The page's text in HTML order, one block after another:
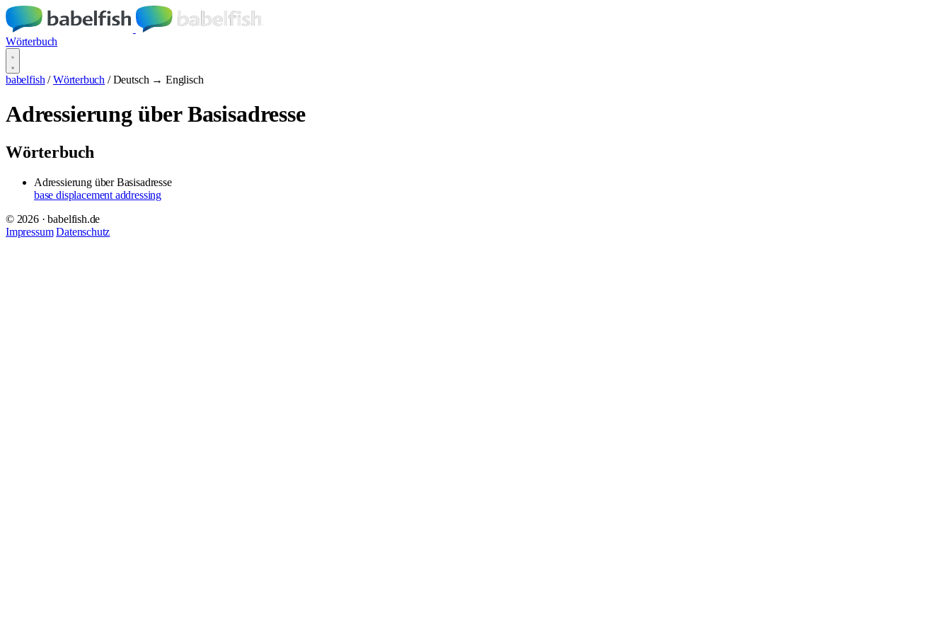
Wörterbuch
babelfish / Wörterbuch / Deutsch → Englisch
Adressierung über Basisadresse
Wörterbuch
Adressierung über Basisadresse
base displacement addressing
© 2026 · babelfish.de
Impressum Datenschutz